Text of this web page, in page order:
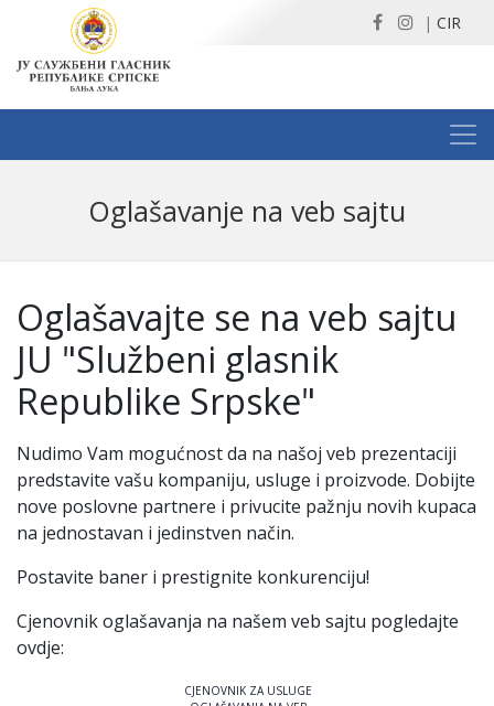
| CIR
Oglašavanje na veb saјtu
Oglašavaјte se na veb saјtu
ЈU "Službeni glasnik
Republike Srpske"
Nudimo Vam mogućnost da na našoј veb prezentaciјi
predstavite vašu kompaniјu, usluge i proizvode. Dobiјte
nove poslovne partnere i privucite pažnju novih kupaca
na јednostavan i јedinstven način.
Postavite baner i prestignite konkurenciјu!
Cјenovnik oglašavanja na našem veb saјtu pogledaјte
ovdјe:
CЈENOVNIK ZA USLUGE